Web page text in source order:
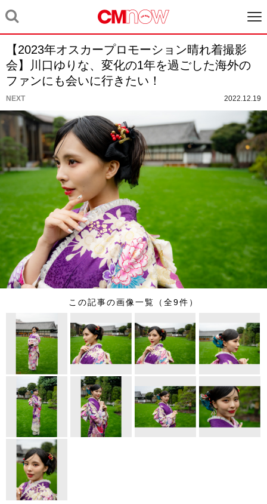
【2023年オスカープロモーション晴れ着撮影
会】川口ゆりな、変化の1年を過ごした海外の
ファンにも会いに行きたい！
NEXT 2022.12.19
この記事の画像一覧（全9件）